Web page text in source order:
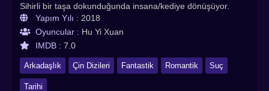
Sihirli bir taşa dokunduğunda insana/kediye dönüşüyor.
Böylece, biri Dali Tapınağı'ndaki baş dedektifin boynunda
yatan beş taşı da bulma arayışına başlayın. Dizide Xu Kai
Cheng, Hu Yi Xuan, Wang Xiran ve Xu Jiawei rol alıyor.
Çin'in Wuxi kentinde çekimler yapılmıştır. Çekimler 8 Şubat
2018'de başladı. Başlangıçta 20 Ağustos'ta vizyona girmesi
planlanıyordu, ancak aynı gün, post prodüksiyondaki
değişiklik nedeniyle galasının ertelendiği açıklandı. I'm a
Yapım Yılı : 2018
Oyuncular : Hu Yi Xuan
IMDB : 7.0
Arkadaşlık Çin Dizileri Fantastik Romantik Suç
Tarihi